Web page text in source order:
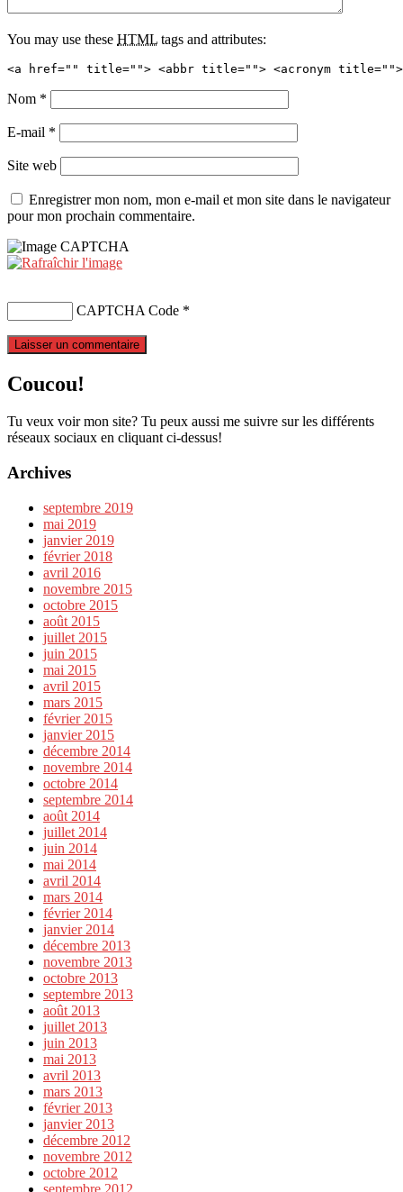
You may use these HTML tags and attributes:
<a href="" title=""> <abbr title=""> <acronym title="">
Nom *
E-mail *
Site web
Enregistrer mon nom, mon e-mail et mon site dans le navigateur
pour mon prochain commentaire.
CAPTCHA Code *
Coucou!
Tu veux voir mon site? Tu peux aussi me suivre sur les différents
réseaux sociaux en cliquant ci-dessus!
Archives
septembre 2019
mai 2019
janvier 2019
février 2018
avril 2016
novembre 2015
octobre 2015
août 2015
juillet 2015
juin 2015
mai 2015
avril 2015
mars 2015
février 2015
janvier 2015
décembre 2014
novembre 2014
octobre 2014
septembre 2014
août 2014
juillet 2014
juin 2014
mai 2014
avril 2014
mars 2014
février 2014
janvier 2014
décembre 2013
novembre 2013
octobre 2013
septembre 2013
août 2013
juillet 2013
juin 2013
mai 2013
avril 2013
mars 2013
février 2013
janvier 2013
décembre 2012
novembre 2012
octobre 2012
septembre 2012